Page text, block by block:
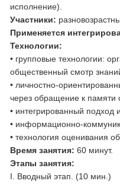
исполнение).
Участники:
Применяется
Технологии:
• групповые технологии:
общественный смотр
• личностно-
через обращение к памяти
• интегрированный
• информационно-
• технология оценивания
Время занятия: 60 минут.
Этапы занятия:
I. Вводный этап. (10 мин.)